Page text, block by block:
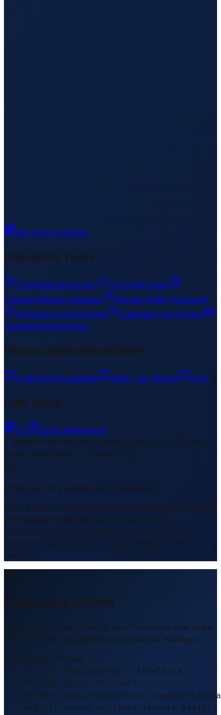
Alle News ansehen
Passende Tools
Transitzeit berechnen
HS-Code finden
Transportkosten schätzen
Partner finden (Connect)
Versicherung berechnen
Lademeter berechnen
Taxgewicht berechnen
Weiterführendes Wissen
Luftfracht Grundlagen AWB – Air Waybill IATA
Zum Land
US
Zoll & Abfertigung
Weiterführende Links1 Bereiche/Sections • 8 Links▾
Zuletzt aktualisiert: 31. Januar 2026
Inhalt geprüft & redaktionell freigegeben
Die auf dieser Seite dargestellten Informationen basieren
auf öffentlich zugänglichen Transport- und
Infrastrukturdaten. Die logistische Bedeutung eines
Standorts kann sich ändern. Alle Angaben ohne
Gewähr.
Diese Seite zitieren
Sie schreiben einen Bericht, eine Hausarbeit oder einen
LinkedIn-Post? Verwenden Sie eine dieser Vorlagen.
Empfohlenes Format
Source: Frachtportal – Engelhard
Medical Center Heliport
(https://www.frachtportal.com/de/
medical-center-heliport-airport-9941),